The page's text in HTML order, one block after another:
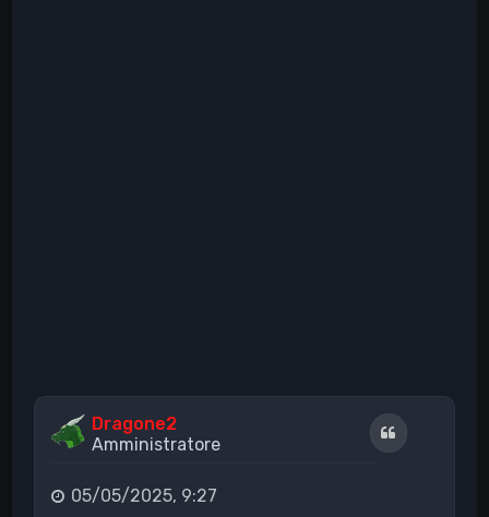
Dragone2
Amministratore
Cita
05/05/2025, 9:27